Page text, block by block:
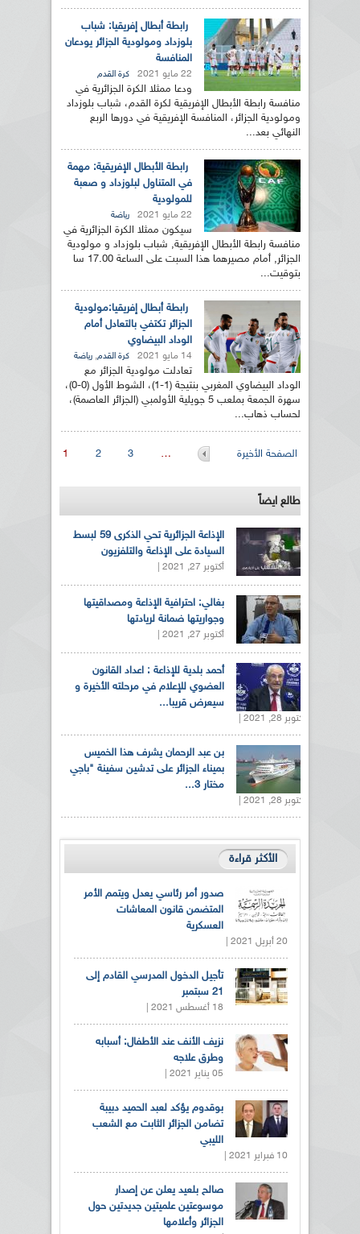
رابطة أبطال إفريقيا: شباب
بلوزداد ومولودية الجزائر يودعان
المنافسة
22 مايو 2021 كرة القدم
ودعا ممثلا الكرة الجزائرية في
منافسة رابطة الأبطال الإفريقية لكرة القدم، شباب بلوزداد
ومولودية الجزائر، المنافسة الإفريقية في دورها الربع
النهائي بعد...
رابطة الأبطال الإفريقية: مهمة
في المتناول لبلوزداد و صعبة
للمولودية
22 مايو 2021 رياضة
سيكون ممثلا الكرة الجزائرية في
منافسة رابطة الأبطال الإفريقية, شباب بلوزداد و مولودية
الجزائر, أمام مصيرهما هذا السبت على الساعة 17.00 سا
بتوقيت...
رابطة أبطال إفريقيا:مولودية
الجزائر تكتفي بالتعادل أمام
الوداد البيضاوي
14 مايو 2021 كرة القدم, رياضة
تعادلت مولودية الجزائر مع
الوداد البيضاوي المغربي بنتيجة (1-1)، الشوط الأول (0-0)،
سهرة الجمعة بملعب 5 جويلية الأولمبي (الجزائر العاصمة)،
لحساب ذهاب...
الصفحات 1 2 3 … الصفحة الأخيرة
طالع ايضاً
الإذاعة الجزائرية تحي الذكرى 59 لبسط
السيادة على الإذاعة والتلفزيون
أكتوبر 27, 2021 |
بغالي: احترافية الإذاعة ومصداقيتها
وجواريتها ضمانة لريادتها
أكتوبر 27, 2021 |
أحمد بلدية للإذاعة : اعداد القانون
العضوي للإعلام في مرحلته الأخيرة و
سيعرض قريبا...
أكتوبر 28, 2021 |
بن عبد الرحمان يشرف هذا الخميس
بميناء الجزائر على تدشين سفينة "باجي
مختار 3...
أكتوبر 28, 2021 |
الأكثر قراءة
صدور أمر رئاسي يعدل ويتمم الأمر
المتضمن قانون المعاشات
العسكرية
20 أبريل 2021 |
تأجيل الدخول المدرسي القادم إلى
21 سبتمبر
18 أغسطس 2021 |
نزيف الأنف عند الأطفال: أسبابه
وطرق علاجه
05 يناير 2021 |
بوقدوم يؤكد لعبد الحميد دبيبة
تضامن الجزائر الثابت مع الشعب
الليبي
10 فبراير 2021 |
صالح بلعيد يعلن عن إصدار
موسوعتين علميتين جديدتين حول
الجزائر وأعلامها